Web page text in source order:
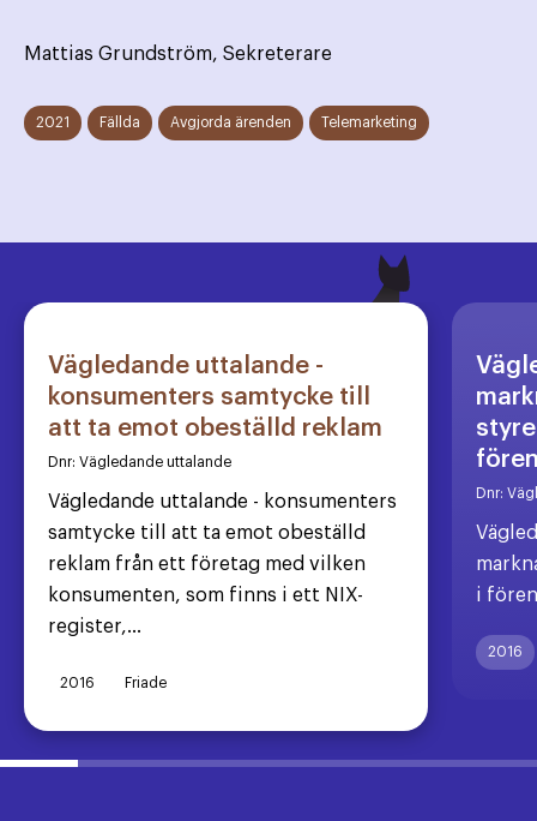
Mattias Grundström, Sekreterare
2021 Fällda Avgjorda ärenden Telemarketing
Vägledande uttalande -
konsumenters samtycke till
att ta emot obeställd reklam
Dnr: Vägledande uttalande
Vägledande uttalande - konsumenters
samtycke till att ta emot obeställd
reklam från ett företag med vilken
konsumenten, som finns i ett NIX-
register,...
2016 Friade
Dnr:
i
2016